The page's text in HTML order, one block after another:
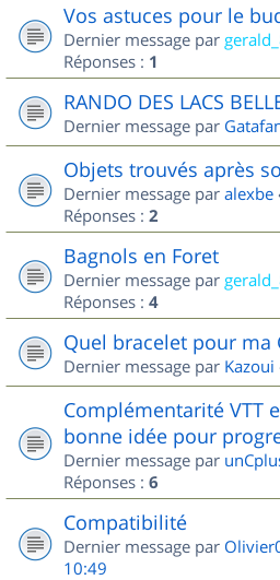
Vos astuces pour le
Dernier message par
Réponses : 1
RANDO DES LACS
Dernier message par
Objets trouvés après
Dernier message par alexbe
Réponses : 2
Bagnols en Foret
Dernier message par
Réponses : 4
Quel bracelet pour ma
Dernier message par Kazoui
Complémentarité VTT
bonne idée pour
Dernier message par
Réponses : 6
Compatibilité
Dernier message par
10:49